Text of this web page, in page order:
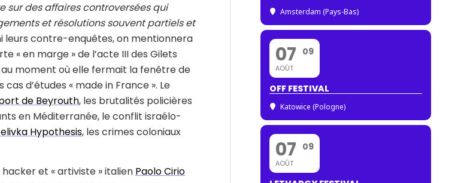
sur des affaires controversées qui
et résolutions souvent partiels et
leurs contre-enquêtes, on mentionnera
« en marge » de l’acte III des Gilets
au moment où elle fermait la fenêtre de
d’études « made in France ». Le
de Beyrouth, les brutalités policières
en Méditerranée, le conflit israélo-
Hypothesis, les crimes coloniaux
et « artiviste » italien Paolo Cirio
Amsterdam (Pays-Bas)
07
AOÛT
09
OFF FESTIVAL
Katowice (Pologne)
07
AOÛT
09